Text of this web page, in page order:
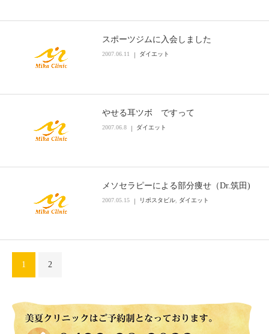
スポーツジムに入会しました
2007.06.11 ダイエット
やせる耳ツボ ですって
2007.06.8 ダイエット
メソセラピーによる部分痩せ（Dr.筑田)
2007.05.15 リポスタビル ダイエット
1 2